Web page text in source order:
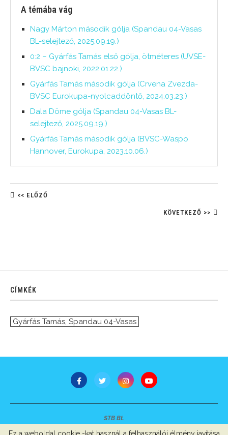
A témába vág
Nagy Márton második gólja (Spandau 04-Vasas
BL-selejtező, 2025.09.19.)
0:2 – Gyárfás Tamás első gólja, ötméteres (UVSE-
BVSC bajnoki, 2022.01.22.)
Gyárfás Tamás második gólja (Crvena Zvezda-
BVSC Eurokupa-nyolcaddöntő, 2024.03.23.)
Dala Döme gólja (Spandau 04-Vasas BL-
selejtező, 2025.09.19.)
Gyárfás Tamás második gólja (BVSC-Waspo
Hannover, Eurokupa, 2023.10.06.)
<< ELŐZŐ
KÖVETKEZŐ >>
CÍMKÉK
Gyárfás Tamás Spandau 04-Vasas
STB Bt.
Minden jog fenntartva © 2007-2022